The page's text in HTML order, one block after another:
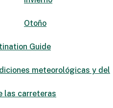
Otoño
Guide
meteorológicas y del
las carreteras